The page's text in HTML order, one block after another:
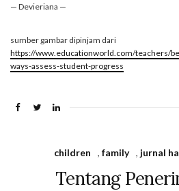
— Devieriana —
sumber gambar dipinjam dari
https://www.educationworld.com/teachers/
ways-assess-student-progress
children , family , jurnal
Tentang